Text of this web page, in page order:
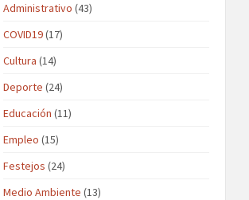
Administrativo (43)
COVID19(17)
Cultura (14)
Deporte (24)
Educación (11)
Empleo (15)
Festejos (24)
Medio Ambiente (13)